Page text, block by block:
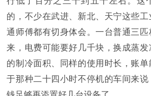
的，不少在武进、新北、天宁这些
通师傅都有切身体会。一台普通三
来，电费可能要好几千块，换成蒸
的制冷面积、同样的使用时长，账
于那种二十四小时不停机的车间来